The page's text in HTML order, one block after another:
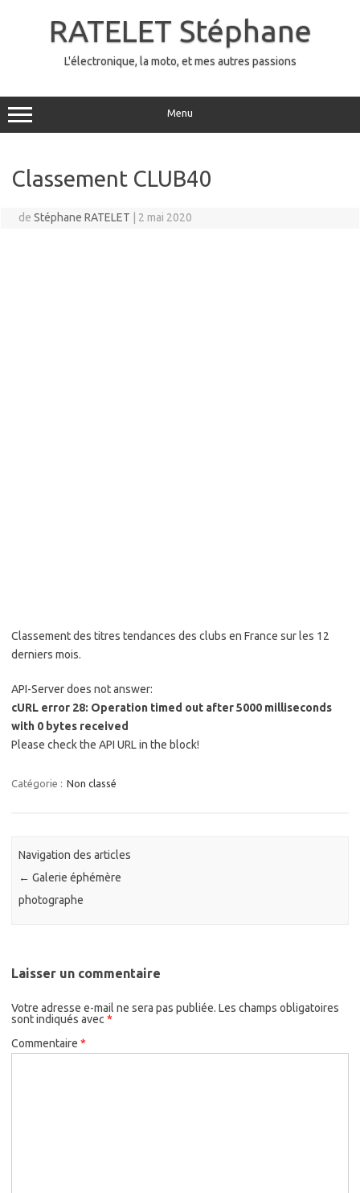
RATELET Stéphane
L'électronique, la moto, et mes autres passions
Menu
Classement CLUB40
de Stéphane RATELET 2 mai 2020
Classement des titres tendances des clubs en France sur les 12
derniers mois.
API-Server does not answer:
cURL error 28: Operation timed out after 5000 milliseconds
with 0 bytes received
Please check the API URL in the block!
Catégorie : Non classé
Navigation des articles
← Galerie éphémère
photographe
Laisser un commentaire
Votre adresse e-mail ne sera pas publiée. Les champs obligatoires
sont indiqués avec *
Commentaire *